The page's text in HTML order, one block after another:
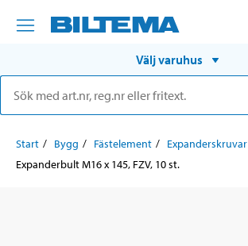
Välj varuhus
Start Bygg Fästelement
Expanderskruvar
Expanderbult M16 x 145, FZV, 10 st.